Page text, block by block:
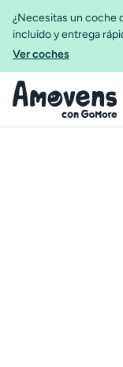
¿Necesitas un coche
incluido y entrega
Ver coches